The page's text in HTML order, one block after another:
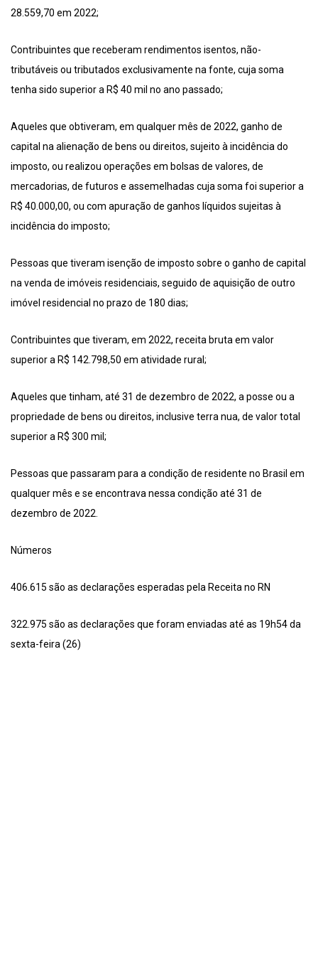
28.559,70 em 2022;
Contribuintes que receberam rendimentos isentos, não-
tributáveis ou tributados exclusivamente na fonte, cuja soma
tenha sido superior a R$ 40 mil no ano passado;
Aqueles que obtiveram, em qualquer mês de 2022, ganho de
capital na alienação de bens ou direitos, sujeito à incidência do
imposto, ou realizou operações em bolsas de valores, de
mercadorias, de futuros e assemelhadas cuja soma foi superior a
R$ 40.000,00, ou com apuração de ganhos líquidos sujeitas à
incidência do imposto;
Pessoas que tiveram isenção de imposto sobre o ganho de capital
na venda de imóveis residenciais, seguido de aquisição de outro
imóvel residencial no prazo de 180 dias;
Contribuintes que tiveram, em 2022, receita bruta em valor
superior a R$ 142.798,50 em atividade rural;
Aqueles que tinham, até 31 de dezembro de 2022, a posse ou a
propriedade de bens ou direitos, inclusive terra nua, de valor total
superior a R$ 300 mil;
Pessoas que passaram para a condição de residente no Brasil em
qualquer mês e se encontrava nessa condição até 31 de
dezembro de 2022.
Números
406.615 são as declarações esperadas pela Receita no RN
322.975 são as declarações que foram enviadas até as 19h54 da
sexta-feira (26)